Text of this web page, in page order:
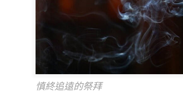
慎終追遠的祭拜